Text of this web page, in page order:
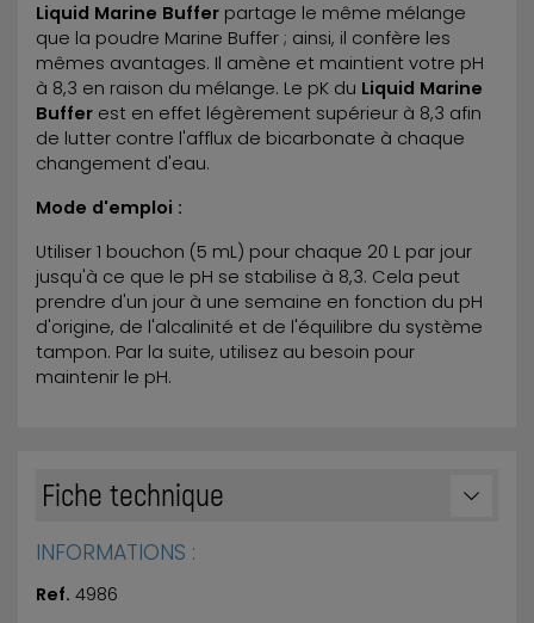
Liquid Marine Buffer partage le même mélange
que la poudre Marine Buffer ; ainsi, il confère les
mêmes avantages. Il amène et maintient votre pH
à 8,3 en raison du mélange. Le pK du Liquid Marine
Buffer est en effet légèrement supérieur à 8,3 afin
de lutter contre l'afflux de bicarbonate à chaque
changement d'eau.
Mode d'emploi :
Utiliser 1 bouchon (5 mL) pour chaque 20 L par jour
jusqu'à ce que le pH se stabilise à 8,3. Cela peut
prendre d'un jour à une semaine en fonction du pH
d'origine, de l'alcalinité et de l'équilibre du système
tampon. Par la suite, utilisez au besoin pour
maintenir le pH.
Fiche technique
INFORMATIONS :
Ref. 4986